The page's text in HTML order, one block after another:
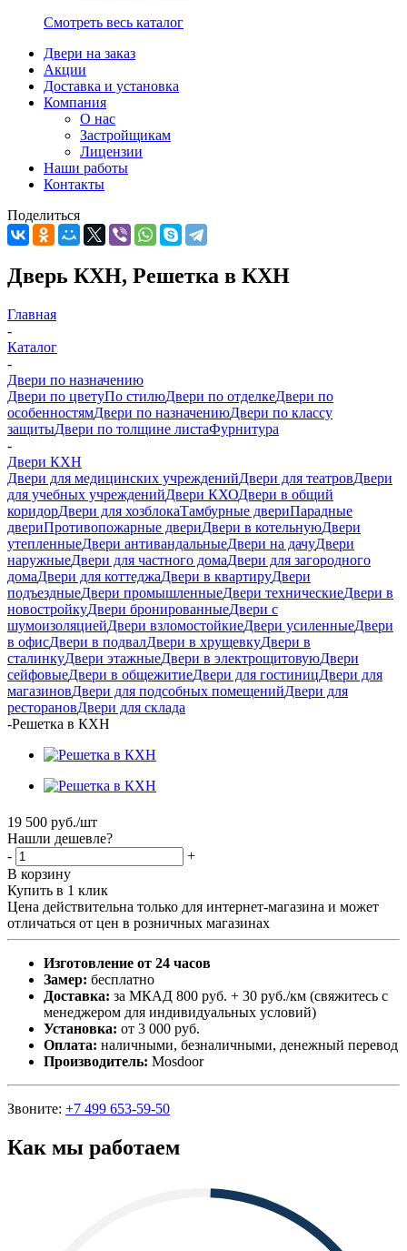
Смотреть весь каталог
Двери на заказ
Акции
Доставка и установка
Компания
О нас
Застройщикам
Лицензии
Наши работы
Контакты
Поделиться
Дверь КХН, Решетка в КХН
Главная
-
Каталог
-
Двери по назначению
Двери по цветуПо стилюДвери по отделкеДвери по
особенностямДвери по назначениюДвери по классу
защитыДвери по толщине листаФурнитура
-
Двери КХН
Двери для медицинских учрежденийДвери для театровДвери
для учебных учрежденийДвери КХОДвери в общий
коридорДвери для хозблокаТамбурные двериПарадные
двериПротивопожарные двериДвери в котельнуюДвери
утепленныеДвери антивандальныеДвери на дачуДвери
наружныеДвери для частного домаДвери для загородного
домаДвери для коттеджаДвери в квартируДвери
подъездныеДвери промышленныеДвери техническиеДвери в
новостройкуДвери бронированныеДвери с
шумоизоляциейДвери взломостойкиеДвери усиленныеДвери
в офисДвери в подвалДвери в хрущевкуДвери в
сталинкуДвери этажныеДвери в электрощитовуюДвери
сейфовыеДвери в общежитиеДвери для гостиницДвери для
магазиновДвери для подсобных помещенийДвери для
ресторановДвери для склада
-Решетка в КХН
19 500 руб./шт
Нашли дешевле?
-
+
В корзину
Купить в 1 клик
Цена действительна только для интернет-магазина и может
отличаться от цен в розничных магазинах
Изготовление от 24 часов
Замер: бесплатно
Доставка: за МКАД 800 руб. + 30 руб./км (свяжитесь с
менеджером для индивидуальных условий)
Установка: от 3 000 руб.
Оплата: наличными, безналичными, денежный перевод
Производитель: Mosdoor
Звоните: +7 499 653-59-50
Как мы работаем